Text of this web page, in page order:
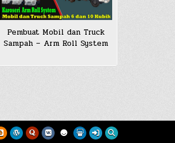
Pembuat Mobil dan Truck
Sampah – Arm Roll System